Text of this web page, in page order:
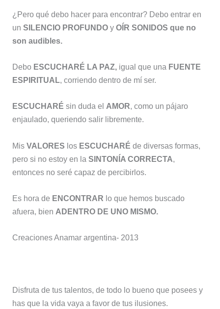
¿Pero qué debo hacer para encontrar? Debo entrar en
unSILENCIO PROFUNDO yOÍR SONIDOS que no
son audibles.
Debo ESCUCHARÉ LA PAZ, igual que una FUENTE
ESPIRITUAL, corriendo dentro de mí ser.
ESCUCHARÉ sin duda el AMOR, como un pájaro
enjaulado, queriendo salir libremente.
MisVALORES los ESCUCHARÉ de diversas formas,
pero si no estoy en laSINTONÍA CORRECTA
entonces no seré capaz de percibirlos.
Es hora de ENCONTRAR lo que hemos buscado
afuera, bien ADENTRO DE UNO MISMO.
Creaciones Anamar argentina- 2013
Disfruta de tus talentos, de todo lo bueno que posees y
has que la vida vaya a favor de tus ilusiones.